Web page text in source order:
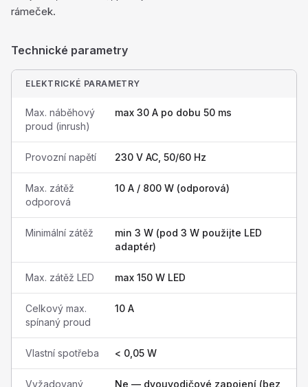
rámeček.
Technické parametry
ELEKTRICKÉ PARAMETRY
Max. náběhový
proud (inrush)
max 30 A po dobu 50 ms
Provozní napětí 230 V AC, 50/60 Hz
Max. zátěž
odporová
10 A / 800 W (odporová)
Minimální zátěž
min 3 W (pod 3 W použijte LED
adaptér)
Max. zátěž LED max 150 W LED
Celkový max.
spínaný proud
10 A
Vlastní spotřeba < 0,05 W
Vyžadovaný Ne — dvouvodičové zapojení (bez